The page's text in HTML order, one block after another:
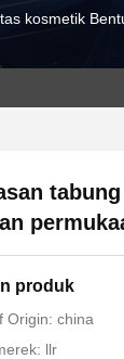
kosmetik
produk
Origin: china
llr